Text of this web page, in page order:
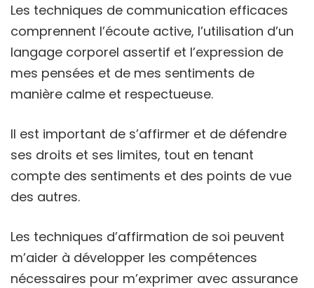
Les techniques de communication efficaces
comprennent l’écoute active, l’utilisation d’un
langage corporel assertif et l’expression de
mes pensées et de mes sentiments de
manière calme et respectueuse.
Il est important de s’affirmer et de défendre
ses droits et ses limites, tout en tenant
compte des sentiments et des points de vue
des autres.
Les techniques d’affirmation de soi peuvent
m’aider à développer les compétences
nécessaires pour m’exprimer avec assurance